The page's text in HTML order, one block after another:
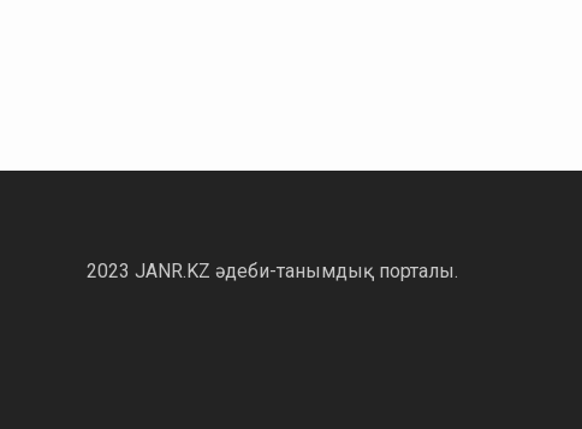
2023 JANR.KZ әдеби-танымдық порталы.